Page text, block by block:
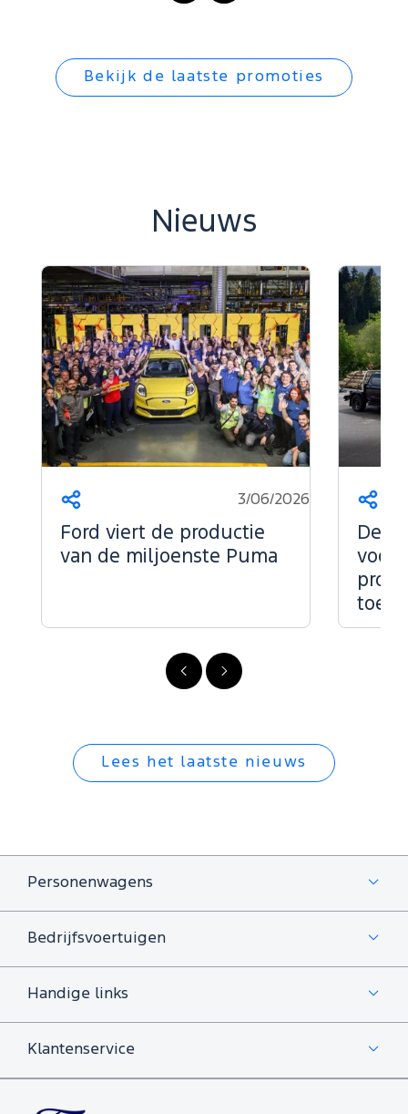
Bekijk de laatste promoties
Nieuws
Volgende
Vorige
Deel
op...
3/06/2026
Ford viert de productie
van de miljoenste Puma
Deel
op...
De
voor
Lees het laatste nieuws
Personenwagens
Bedrijfsvoertuigen
Handige links
Klantenservice